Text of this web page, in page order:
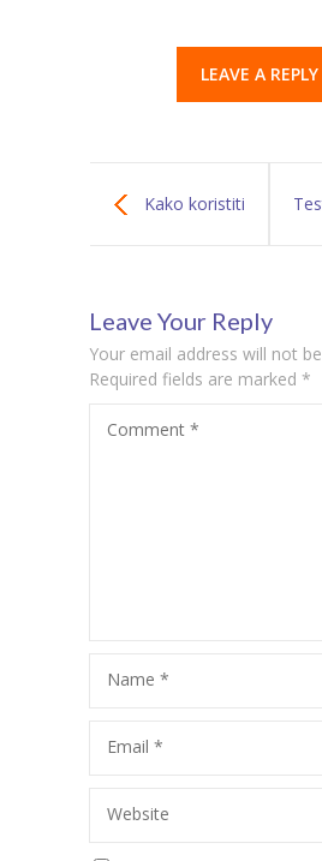
LEAVE A REPLY
Kako koristiti
dodir za
stimulaciju
senzorne
Leave Your Reply
Your email address will not
Required fields are marked *
Comment *
Name *
Email *
Website